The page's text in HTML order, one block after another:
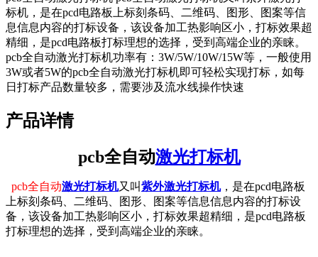
标机，是在pcd电路板上标刻条码、二维码、图形、图案等信
息信息内容的打标设备，该设备加工热影响区小，打标效果超
精细，是pcd电路板打标理想的选择，受到高端企业的亲睐。
pcb全自动激光打标机功率有：3W/5W/10W/15W等，一般使用
3W或者5W的pcb全自动激光打标机即可轻松实现打标，如每
日打标产品数量较多，需要涉及流水线操作快速
产品详情
pcb全自动激光打标机
pcb全自动激光打标机又叫紫外激光打标机， 是在pcd电路板
上标刻条码、二维码、图形、图案等信息信息内容的打标设
备，该设备加工热影响区小，打标效果超精细，是pcd电路板
打标理想的选择，受到高端企业的亲睐。